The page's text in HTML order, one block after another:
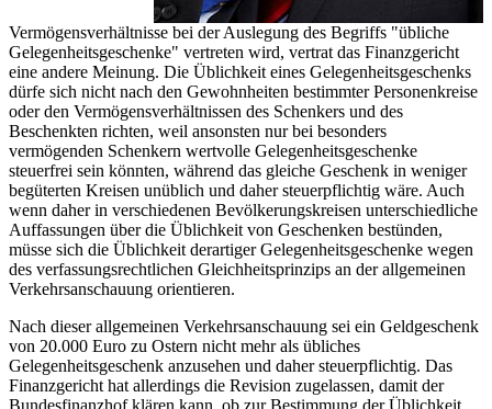
Vermögensverhältnisse bei der Auslegung des Begriffs "übliche
Gelegenheitsgeschenke" vertreten wird, vertrat das Finanzgericht
eine andere Meinung. Die Üblichkeit eines Gelegenheitsgeschenks
dürfe sich nicht nach den Gewohnheiten bestimmter Personenkreise
oder den Vermögensverhältnissen des Schenkers und des
Beschenkten richten, weil ansonsten nur bei besonders
vermögenden Schenkern wertvolle Gelegenheitsgeschenke
steuerfrei sein könnten, während das gleiche Geschenk in weniger
begüterten Kreisen unüblich und daher steuerpflichtig wäre. Auch
wenn daher in verschiedenen Bevölkerungskreisen unterschiedliche
Auffassungen über die Üblichkeit von Geschenken bestünden,
müsse sich die Üblichkeit derartiger Gelegenheitsgeschenke wegen
des verfassungsrechtlichen Gleichheitsprinzips an der allgemeinen
Verkehrsanschauung orientieren.
Nach dieser allgemeinen Verkehrsanschauung sei ein Geldgeschenk
von 20.000 Euro zu Ostern nicht mehr als übliches
Gelegenheitsgeschenk anzusehen und daher steuerpflichtig. Das
Finanzgericht hat allerdings die Revision zugelassen, damit der
Bundesfinanzhof klären kann, ob zur Bestimmung der Üblichkeit